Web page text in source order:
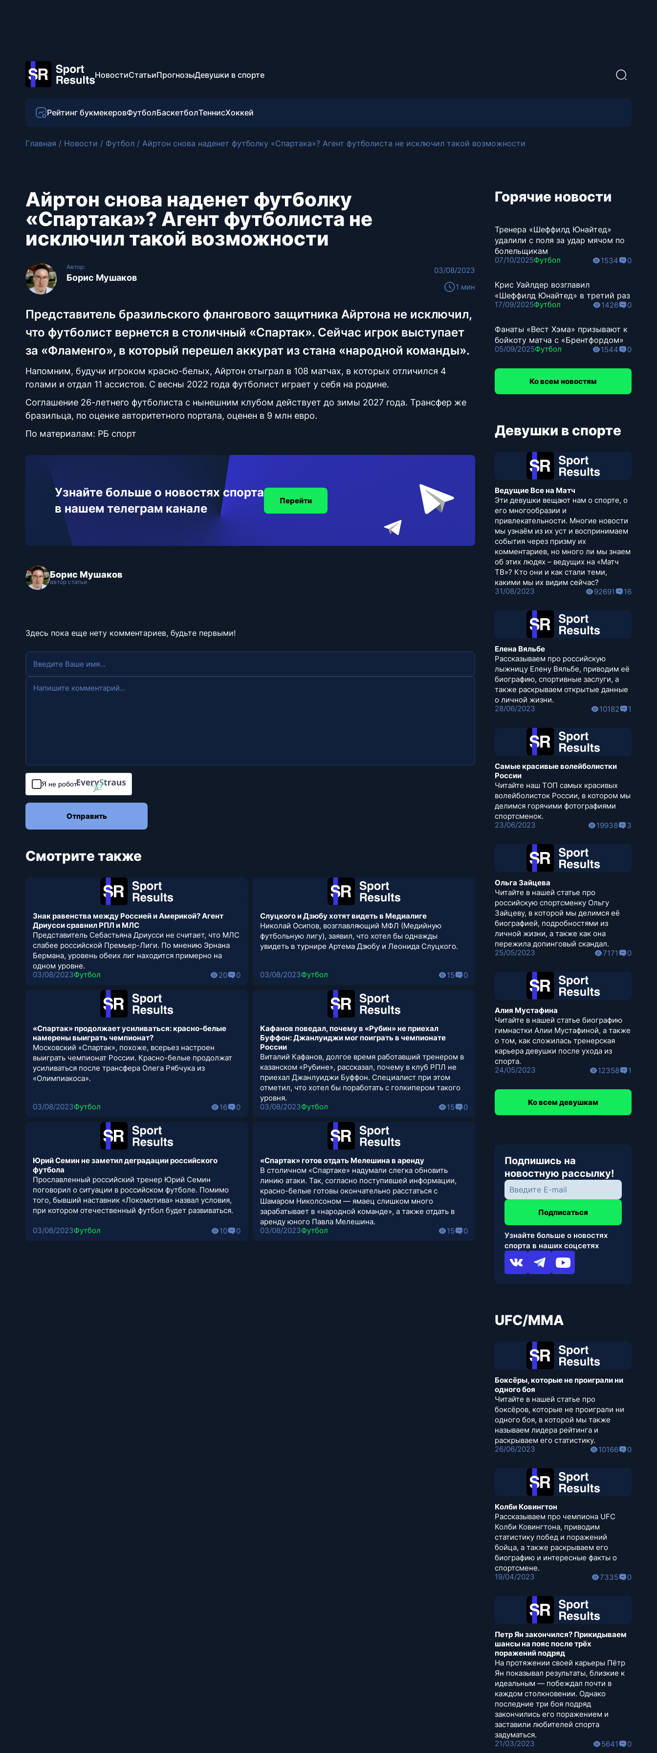
НовостиСтатьиПрогнозыДевушки в спорте
Рейтинг букмекеровФутболБаскетболТеннисХоккей
Главная / Новости / Футбол / Айртон снова наденет футболку «Спартака»? Агент футболиста не исключил такой возможности
Айртон снова наденет футболку
«Спартака»? Агент футболиста не
исключил такой возможности
Автор:
Борис Мушаков
03/08/2023
1 мин
Представитель бразильского флангового защитника Айртона не исключил,
что футболист вернется в столичный «Спартак». Сейчас игрок выступает
за «Фламенго», в который перешел аккурат из стана «народной команды».
Напомним, будучи игроком красно-белых, Айртон отыграл в 108 матчах, в которых отличился 4
голами и отдал 11 ассистов. С весны 2022 года футболист играет у себя на родине.
Соглашение 26-летнего футболиста с нынешним клубом действует до зимы 2027 года. Трансфер же
бразильца, по оценке авторитетного портала, оценен в 9 млн евро.
По материалам: РБ спорт
Узнайте больше о новостях спорта
в нашем телеграм канале
Перейти
Борис Мушаков
автор статьи
Здесь пока еще нету комментариев, будьте первыми!
Я не робот
Отправить
Смотрите также
Знак равенства между Россией и Америкой? Агент
Дриусси сравнил РПЛ и МЛС
Представитель Себастьяна Дриусси не считает, что МЛС
слабее российской Премьер-Лиги. По мнению Эрнана
Бермана, уровень обеих лиг находится примерно на
одном уровне.
03/08/2023Футбол 20 0
Слуцкого и Дзюбу хотят видеть в Медиалиге
Николай Осипов, возглавляющий МФЛ (Медийную
футбольную лигу), заявил, что хотел бы однажды
увидеть в турнире Артема Дзюбу и Леонида Слуцкого.
03/08/2023Футбол 15 0
«Спартак» продолжает усиливаться: красно-белые
намерены выиграть чемпионат?
Московский «Спартак», похоже, всерьез настроен
выиграть чемпионат России. Красно-белые продолжат
усиливаться после трансфера Олега Рябчука из
«Олимпиакоса».
03/08/2023Футбол 16 0
Кафанов поведал, почему в «Рубин» не приехал
Буффон: Джанлуиджи мог поиграть в чемпионате
России
Виталий Кафанов, долгое время работавший тренером в
казанском «Рубине», рассказал, почему в клуб РПЛ не
приехал Джанлуиджи Буффон. Специалист при этом
отметил, что хотел бы поработать с голкипером такого
уровня.
03/08/2023Футбол 15 0
Юрий Семин не заметил деградации российского
футбола
Прославленный российский тренер Юрий Семин
поговорил о ситуации в российском футболе. Помимо
того, бывший наставник «Локомотива» назвал условия,
при котором отечественный футбол будет развиваться.
03/08/2023Футбол 10 0
«Спартак» готов отдать Мелешина в аренду
В столичном «Спартаке» надумали слегка обновить
линию атаки. Так, согласно поступившей информации,
красно-белые готовы окончательно расстаться с
Шамаром Николсоном — ямаец слишком много
зарабатывает в «народной команде», а также отдать в
аренду юного Павла Мелешина.
03/08/2023Футбол 15 0
Горячие новости
Тренера «Шеффилд Юнайтед»
удалили с поля за удар мячом по
болельщикам
07/10/2025Футбол 1534 0
Крис Уайлдер возглавил
«Шеффилд Юнайтед» в третий раз
17/09/2025Футбол 1426 0
Фанаты «Вест Хэма» призывают к
бойкоту матча с «Брентфордом»
05/09/2025Футбол 1544 0
Ко всем новостям
Девушки в спорте
Ведущие Все на Матч
Эти девушки вещают нам о спорте, о
его многообразии и
привлекательности. Многие новости
мы узнаём из их уст и воспринимаем
события через призму их
комментариев, но много ли мы знаем
об этих людях – ведущих на «Матч
ТВ»? Кто они и как стали теми,
какими мы их видим сейчас?
31/08/2023
92691 16
Елена Вяльбе
Рассказываем про российскую
лыжницу Елену Вяльбе, приводим её
биографию, спортивные заслуги, а
также раскрываем открытые данные
о личной жизни.
28/06/2023
10182 1
Самые красивые волейболистки
России
Читайте наш ТОП самых красивых
волейболисток России, в котором мы
делимся горячими фотографиями
спортсменок.
23/06/2023
19938 3
Ольга Зайцева
Читайте в нашей статье про
российскую спортсменку Ольгу
Зайцеву, в которой мы делимся её
биографией, подробностями из
личной жизни, а также как она
пережила допинговый скандал.
25/05/2023
7171 0
Алия Мустафина
Читайте в нашей статье биографию
гимнастки Алии Мустафиной, а также
о том, как сложилась тренерская
карьера девушки после ухода из
спорта.
24/05/2023
12358 1
Ко всем девушкам
Подпишись на
новостную рассылку!
Подписаться
Узнайте больше о новостях
спорта в наших соцсетях
UFC/MMA
Боксёры, которые не проиграли ни
одного боя
Читайте в нашей статье про
боксёров, которые не проиграли ни
одного боя, в которой мы также
называем лидера рейтинга и
раскрываем его статистику.
26/06/2023
10166 0
Колби Ковингтон
Рассказываем про чемпиона UFC
Колби Ковингтона, приводим
статистику побед и поражений
бойца, а также раскрываем его
биографию и интересные факты о
спортсмене.
19/04/2023
7335 0
Петр Ян закончился? Прикидываем
шансы на пояс после трёх
поражений подряд
На протяжении своей карьеры Пётр
Ян показывал результаты, близкие к
идеальным — побеждал почти в
каждом столкновении. Однако
последние три боя подряд
закончились его поражением и
заставили любителей спорта
задуматься.
21/03/2023
5641 0